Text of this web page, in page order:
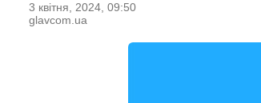
3 квiтня, 2024, 09:50
glavcom.ua